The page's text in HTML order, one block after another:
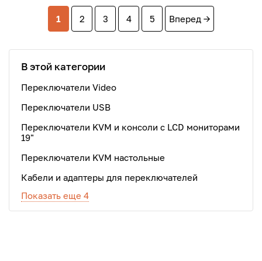
1 2 3 4 5 Вперед →
В этой категории
Переключатели Video
Переключатели USB
Переключатели KVM и консоли с LCD мониторами
19"
Переключатели KVM настольные
Кабели и адаптеры для переключателей
Показать еще 4